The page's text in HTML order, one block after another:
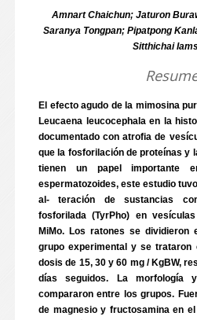
Amnart Chaichun; Jaturon
Saranya Tongpan; Pipatpong
Sitthichai
El efecto agudo de la mimosina
Leucaena leucocephala en la
documentado con atrofia de
que la fosforilación de proteínas y
tienen un papel importante
espermatozoides, este estudio
al- teración de sustancias
fosforilada (TyrPho) en
MiMo. Los ratones se
grupo experimental y se trataron
dosis de 15, 30 y 60 mg / KgBW,
días seguidos. La
compararon entre los grupos.
de magnesio y fructosamina en